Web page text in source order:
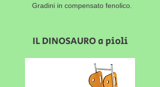
Gradini in compensato fenolico.
IL DINOSAURO a pioli